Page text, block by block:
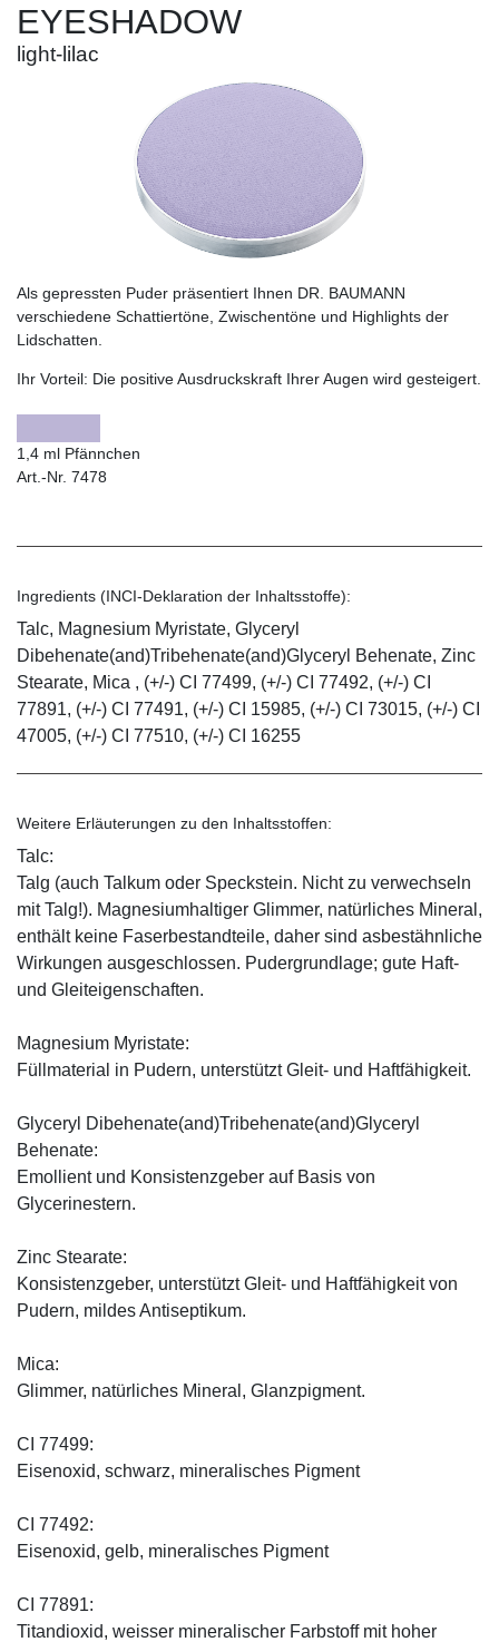
EYESHADOW
light-lilac
Als gepressten Puder präsentiert Ihnen DR. BAUMANN
verschiedene Schattiertöne, Zwischentöne und Highlights der
Lidschatten.
Ihr Vorteil: Die positive Ausdruckskraft Ihrer Augen wird gesteigert.
1,4 ml Pfännchen
Art.-Nr. 7478
Ingredients (INCI-Deklaration der Inhaltsstoffe):
Talc, Magnesium Myristate, Glyceryl
Dibehenate(and)Tribehenate(and)Glyceryl Behenate, Zinc
Stearate, Mica , (+/-) CI 77499, (+/-) CI 77492, (+/-) CI
77891, (+/-) CI 77491, (+/-) CI 15985, (+/-) CI 73015, (+/-) CI
47005, (+/-) CI 77510, (+/-) CI 16255
Weitere Erläuterungen zu den Inhaltsstoffen:
Talc:
Talg (auch Talkum oder Speckstein. Nicht zu verwechseln
mit Talg!). Magnesiumhaltiger Glimmer, natürliches Mineral,
enthält keine Faserbestandteile, daher sind asbestähnliche
Wirkungen ausgeschlossen. Pudergrundlage; gute Haft-
und Gleiteigenschaften.
Magnesium Myristate:
Füllmaterial in Pudern, unterstützt Gleit- und Haftfähigkeit.
Glyceryl Dibehenate(and)Tribehenate(and)Glyceryl
Behenate:
Emollient und Konsistenzgeber auf Basis von
Glycerinestern.
Zinc Stearate:
Konsistenzgeber, unterstützt Gleit- und Haftfähigkeit von
Pudern, mildes Antiseptikum.
Mica:
Glimmer, natürliches Mineral, Glanzpigment.
CI 77499:
Eisenoxid, schwarz, mineralisches Pigment
CI 77492:
Eisenoxid, gelb, mineralisches Pigment
CI 77891:
Titandioxid, weisser mineralischer Farbstoff mit hoher